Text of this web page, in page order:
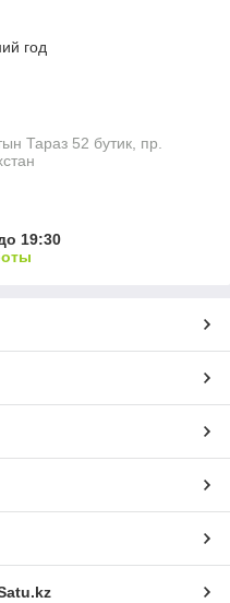
год
Тараз 52 бутик, пр.
19:30